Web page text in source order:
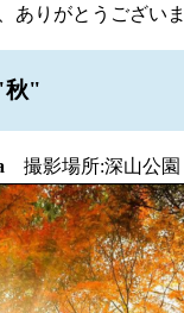
ありがとうございま
秋"
撮影場所:深山公園